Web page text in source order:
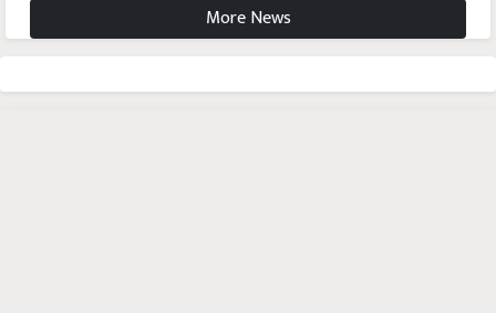
More News